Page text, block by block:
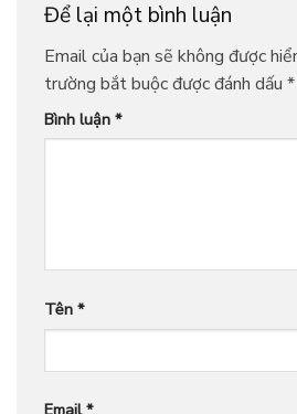
Để lại một bình luận
Email của bạn sẽ không được
trường bắt buộc được đánh dấu *
Bình luận *
Tên *